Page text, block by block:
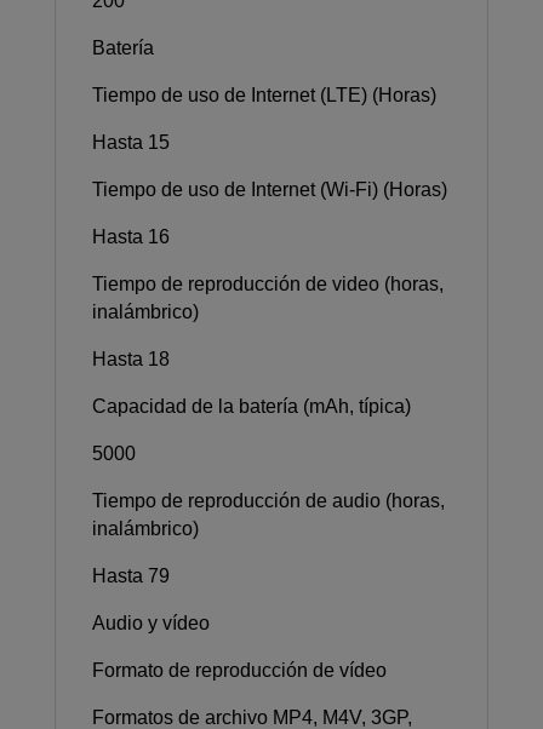
Batería
Tiempo de uso de Internet (LTE) (Horas)
Hasta 15
Tiempo de uso de Internet (Wi-Fi) (Horas)
Hasta 16
Tiempo de reproducción de video (horas,
inalámbrico)
Hasta 18
Capacidad de la batería (mAh, típica)
5000
Tiempo de reproducción de audio (horas,
inalámbrico)
Hasta 79
Audio y vídeo
Formato de reproducción de vídeo
Formatos de archivo MP4, M4V, 3GP,